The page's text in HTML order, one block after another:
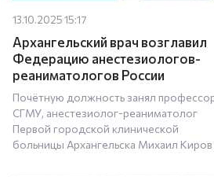
13.10.2025 15:17
Архангельский врач возглавил
Федерацию анестезиологов-
реаниматологов России
Почётную должность занял
СГМУ, анестезиолог-реаниматолог
Первой городской клинической
больницы Архангельска Михаил Киров